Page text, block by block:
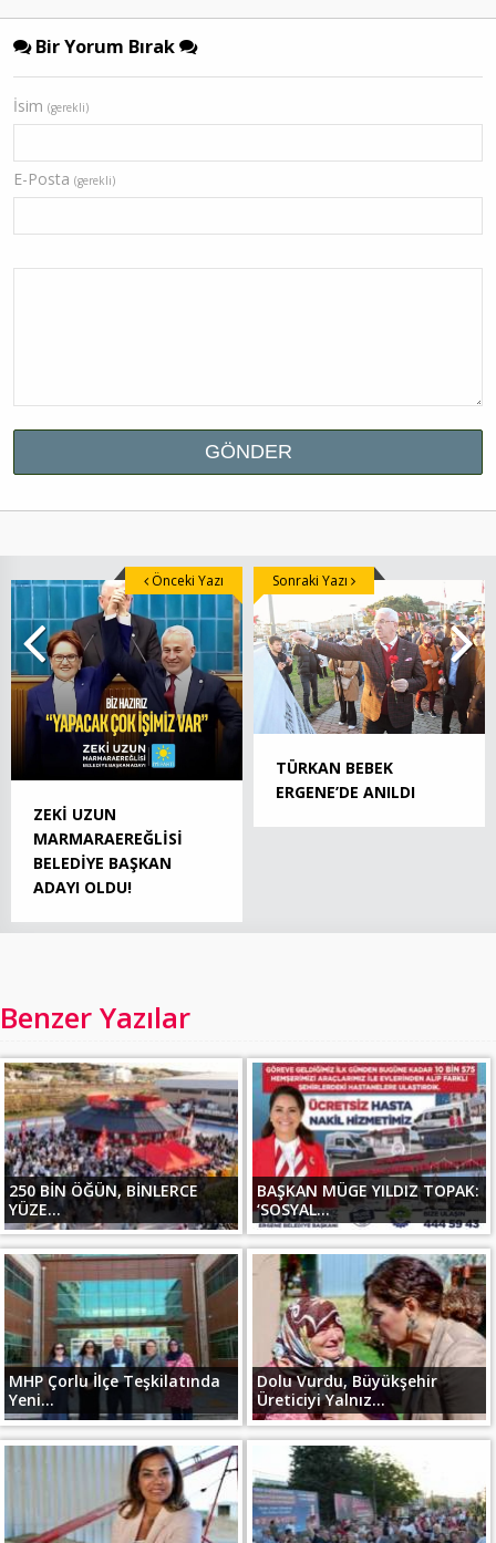
Bir Yorum Bırak
İsim (gerekli)
E-Posta (gerekli)
ZEKİ UZUN
MARMARAEREĞLİSİ
BELEDİYE BAŞKAN
ADAYI OLDU!
Önceki Yazı
TÜRKAN BEBEK
ERGENE’DE ANILDI
Sonraki Yazı
Benzer Yazılar
250 BİN ÖĞÜN, BİNLERCE
YÜZE...
BAŞKAN MÜGE YILDIZ TOPAK:
‘SOSYAL...
MHP Çorlu İlçe Teşkilatında
Yeni...
Dolu Vurdu, Büyükşehir
Üreticiyi Yalnız...